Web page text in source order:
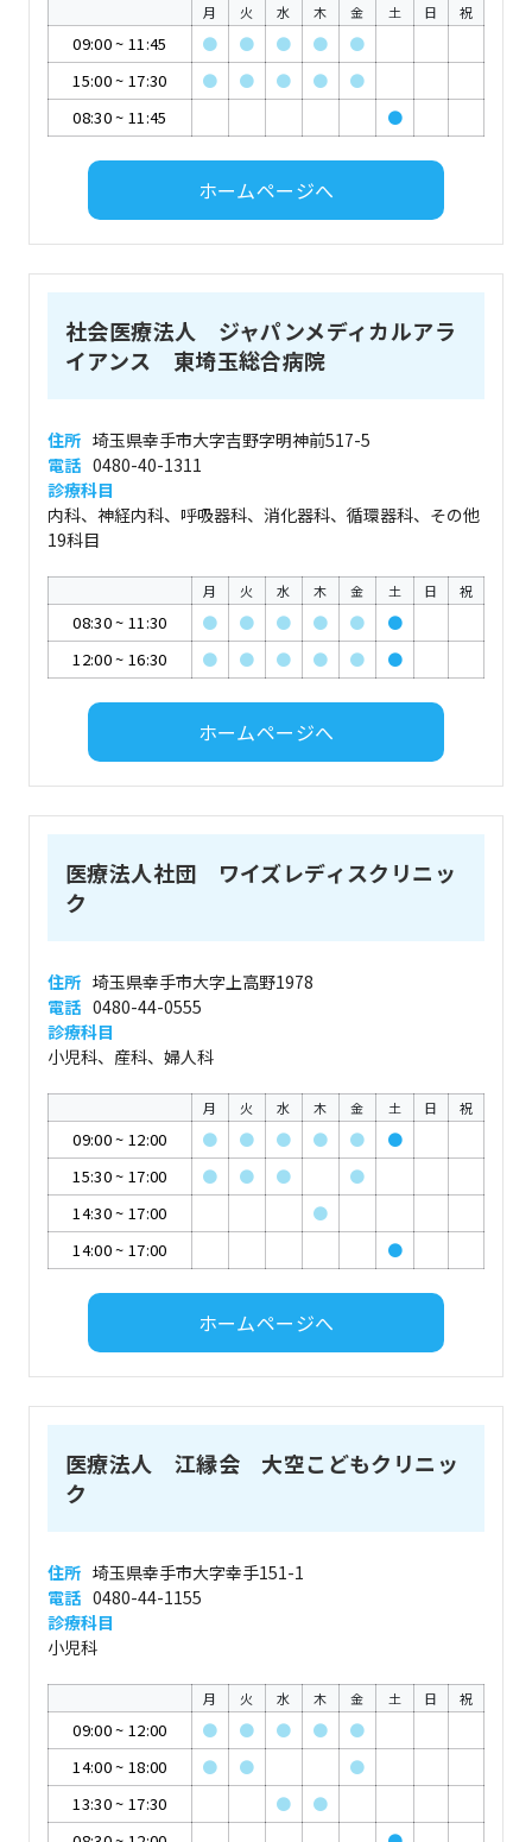
月 火 水 木 金 土 日 祝
09:00~ 11:45 ● ● ● ●
●
15:00~ 17:30 ● ● ● ●
●
08:30~ 11:45 ●
ホームページへ
社会医療法人 ジャパンメディカルアラ
イアンス 東埼玉総合病院
住所 埼玉県幸手市大字吉野字明神前517-5
電話 0480-40-1311
診療科目
内科、神経内科、呼吸器科、消化器科、循環器科、その他
19科目
月 火 水 木 金 土 日 祝
08:30~ 11:30 ● ● ● ● ●
●
12:00~ 16:30 ● ● ● ● ● ●
ホームページへ
医療法人社団 ワイズレディスクリニッ
ク
住所 埼玉県幸手市大字上高野1978
電話 0480-44-0555
診療科目
小児科、産科、婦人科
月 火 水 木 金 土 日 祝
09:00~ 12:00 ● ● ● ● ●
●
15:30~ 17:00 ● ● ●
●
14:30~ 17:00
●
14:00~ 17:00 ●
ホームページへ
医療法人 江縁会 大空こどもクリニッ
ク
住所 埼玉県幸手市大字幸手151-1
電話 0480-44-1155
診療科目
小児科
月 火 水 木 金 土 日 祝
09:00~ 12:00 ● ● ● ●
●
14:00~ 18:00 ● ●
●
13:30~ 17:30 ●
●